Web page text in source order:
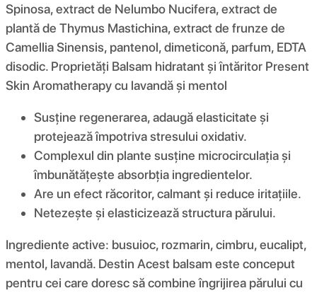
Spinosa, extract de Nelumbo Nucifera, extract de
plantă de Thymus Mastichina, extract de frunze de
Camellia Sinensis, pantenol, dimeticonă, parfum, EDTA
disodic. Proprietăți Balsam hidratant și întăritor Present
Skin Aromatherapy cu lavandă și mentol
Susține regenerarea, adaugă elasticitate și
protejează împotriva stresului oxidativ.
Complexul din plante susține microcirculația și
îmbunătățește absorbția ingredientelor.
Are un efect răcoritor, calmant și reduce iritațiile.
Netezește și elasticizează structura părului.
Ingrediente active: busuioc, rozmarin, cimbru, eucalipt,
mentol, lavandă. Destin Acest balsam este conceput
pentru cei care doresc să combine îngrijirea părului cu